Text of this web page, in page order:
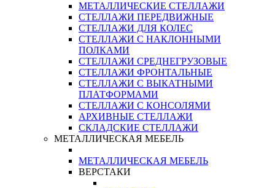
МЕТАЛЛИЧЕСКИЕ СТЕЛЛАЖИ
СТЕЛЛАЖИ ПЕРЕДВИЖНЫЕ
СТЕЛЛАЖИ ДЛЯ КОЛЕС
СТЕЛЛАЖИ С НАКЛОННЫМИ
ПОЛКАМИ
СТЕЛЛАЖИ СРЕДНЕГРУЗОВЫЕ
СТЕЛЛАЖИ ФРОНТАЛЬНЫЕ
СТЕЛЛАЖИ С ВЫКАТНЫМИ
ПЛАТФОРМАМИ
СТЕЛЛАЖИ С КОНСОЛЯМИ
АРХИВНЫЕ СТЕЛЛАЖИ
СКЛАДСКИЕ СТЕЛЛАЖИ
МЕТАЛЛИЧЕСКАЯ МЕБЕЛЬ
МЕТАЛЛИЧЕСКАЯ МЕБЕЛЬ
ВЕРСТАКИ